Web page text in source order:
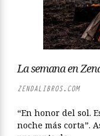
La semana en
ZENDALIBROS.COM
“En honor del sol.
noche más corta”.